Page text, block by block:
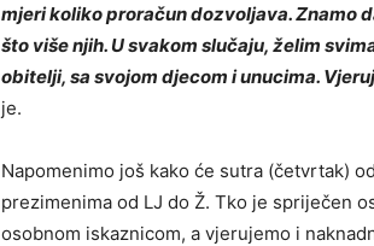
mjeri koliko proračun dozvoljava. Znamo
što više njih. U svakom slučaju, želim
obitelji, sa svojom djecom i unucima.
je.
Napomenimo još kako će sutra (četvrtak)
prezimenima od LJ do Ž. Tko je spriječen
osobnom iskaznicom, a vjerujemo i